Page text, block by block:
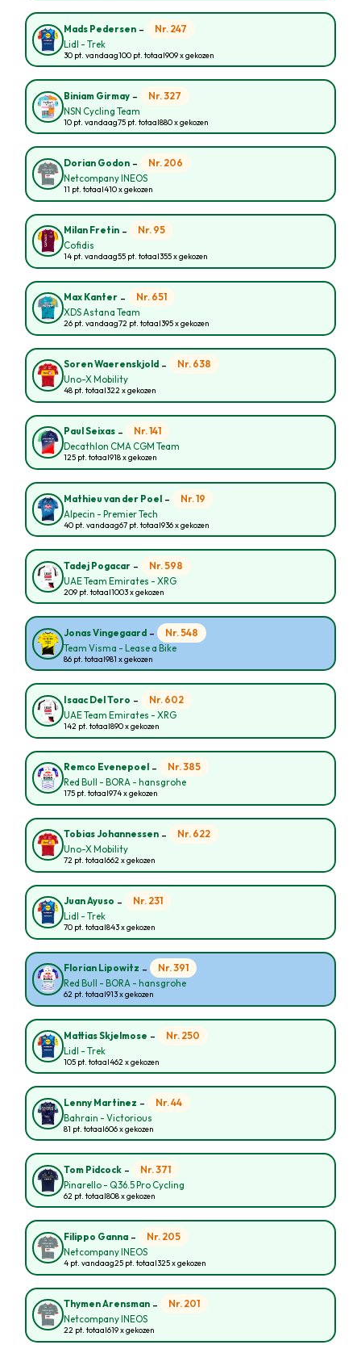
Mads Pedersen - Nr. 247
Lidl - Trek
30 pt. vandaag100 pt. totaal909 x gekozen
Biniam Girmay - Nr. 327
NSN Cycling Team
10 pt. vandaag75 pt. totaal880 x gekozen
Dorian Godon - Nr. 206
Netcompany INEOS
11 pt. totaal410 x gekozen
Milan Fretin - Nr. 95
Cofidis
14 pt. vandaag55 pt. totaal355 x gekozen
Max Kanter - Nr. 651
XDS Astana Team
26 pt. vandaag72 pt. totaal395 x gekozen
Soren Waerenskjold - Nr. 638
Uno-X Mobility
48 pt. totaal322 x gekozen
Paul Seixas - Nr. 141
Decathlon CMA CGM Team
125 pt. totaal918 x gekozen
Mathieu van der Poel - Nr. 19
Alpecin - Premier Tech
40 pt. vandaag67 pt. totaal936 x gekozen
Tadej Pogacar - Nr. 598
UAE Team Emirates - XRG
209 pt. totaal1003 x gekozen
Jonas Vingegaard - Nr. 548
Team Visma - Lease a Bike
86 pt. totaal981 x gekozen
Isaac Del Toro - Nr. 602
UAE Team Emirates - XRG
142 pt. totaal890 x gekozen
Remco Evenepoel - Nr. 385
Red Bull - BORA - hansgrohe
175 pt. totaal974 x gekozen
Tobias Johannessen - Nr. 622
Uno-X Mobility
72 pt. totaal662 x gekozen
Juan Ayuso - Nr. 231
Lidl - Trek
70 pt. totaal843 x gekozen
Florian Lipowitz - Nr. 391
Red Bull - BORA - hansgrohe
62 pt. totaal913 x gekozen
Mattias Skjelmose - Nr. 250
Lidl - Trek
105 pt. totaal462 x gekozen
Lenny Martinez - Nr. 44
Bahrain - Victorious
81 pt. totaal606 x gekozen
Tom Pidcock - Nr. 371
Pinarello - Q36.5 Pro Cycling
62 pt. totaal808 x gekozen
Filippo Ganna - Nr. 205
Netcompany INEOS
4 pt. vandaag25 pt. totaal325 x gekozen
Thymen Arensman - Nr. 201
Netcompany INEOS
22 pt. totaal619 x gekozen